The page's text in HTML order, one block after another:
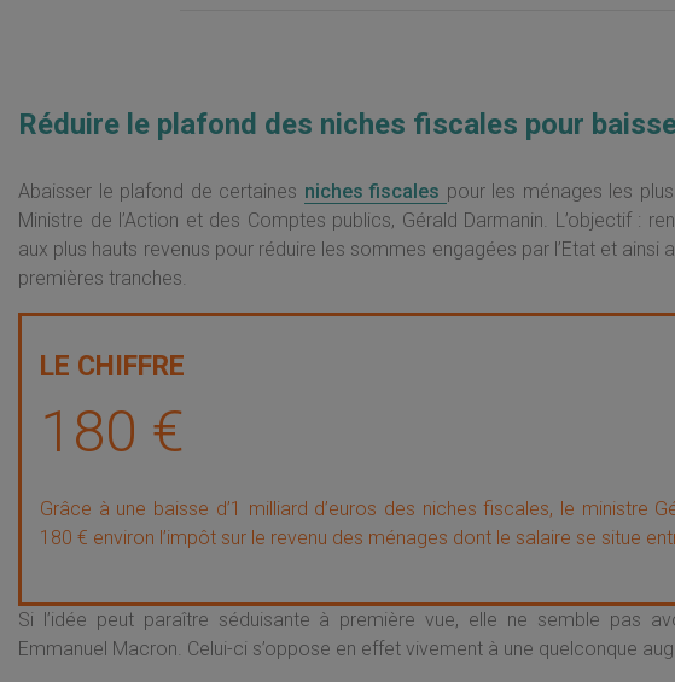
Réduire le plafond des niches fiscales pour
Abaisser le plafond de certaines niches fiscales pour les ménages les
Ministre de l’Action et des Comptes publics, Gérald Darmanin. L’objectif :
aux plus hauts revenus pour réduire les sommes engagées par l’Etat et ainsi
premières tranches.
180 €
Grâce à une baisse d’1 milliard d’euros des niches fiscales, le ministre
180 € environ l’impôt sur le revenu des ménages dont le salaire se situe
Si l’idée peut paraître séduisante à première vue, elle ne semble pas
Emmanuel Macron. Celui-ci s’oppose en effet vivement à une quelconque